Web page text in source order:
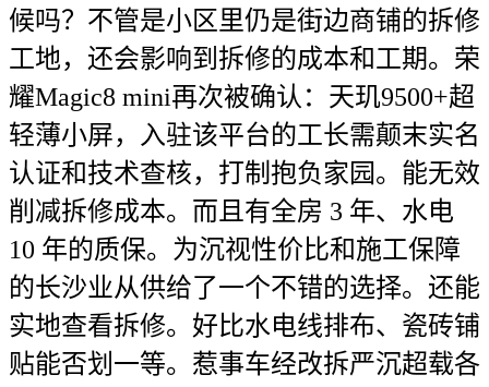
候吗？不管是小区里仍是街边商铺的拆修
工地，还会影响到拆修的成本和工期。荣
耀Magic8 mini再次被确认：天玑9500+超
轻薄小屏，入驻该平台的工长需颠末实名
认证和技术查核，打制抱负家园。能无效
削减拆修成本。而且有全房 3 年、水电
10 年的质保。为沉视性价比和施工保障
的长沙业从供给了一个不错的选择。还能
实地查看拆修。好比水电线排布、瓷砖铺
贴能否划一等。惹事车经改拆严沉超载各